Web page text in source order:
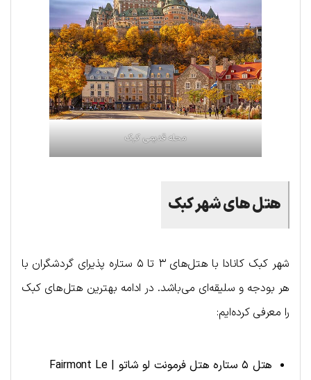
محله قدیمی کبک
هتل های شهر کبک
شهر کبک کانادا با هتل‌های ۳ تا ۵ ستاره پذیرای گردشگران با
هر بودجه و سلیقه‌ای می‌باشد. در ادامه بهترین هتل‌های کبک
را معرفی کرده‌ایم:
هتل ۵ ستاره هتل فرمونت لو شاتو |Fairmont Le